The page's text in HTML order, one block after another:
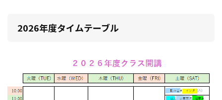
2026年度タイムテーブル